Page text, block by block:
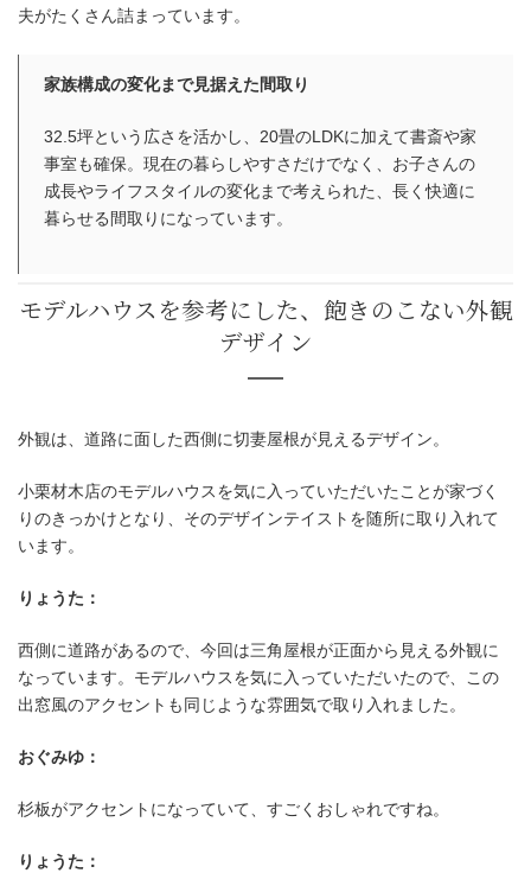
夫がたくさん詰まっています。
家族構成の変化まで見据えた間取り
32.5坪という広さを活かし、20畳のLDKに加えて書斎や家
事室も確保。現在の暮らしやすさだけでなく、お子さんの
成長やライフスタイルの変化まで考えられた、長く快適に
暮らせる間取りになっています。
外観は、道路に面した西側に切妻屋根が見えるデザイン。
小栗材木店のモデルハウスを気に入っていただいたことが家づく
りのきっかけとなり、そのデザインテイストを随所に取り入れて
います。
りょうた：
西側に道路があるので、今回は三角屋根が正面から見える外観に
なっています。モデルハウスを気に入っていただいたので、この
出窓風のアクセントも同じような雰囲気で取り入れました。
おぐみゆ：
杉板がアクセントになっていて、すごくおしゃれですね。
りょうた：